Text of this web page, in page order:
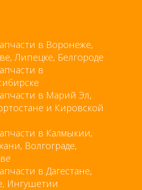
в Воронеже,
Липецке, Белгороде
в
в Марий Эл,
и Кировской
в Калмыкии,
Волгограде,
в Дагестане,
Ингушетии